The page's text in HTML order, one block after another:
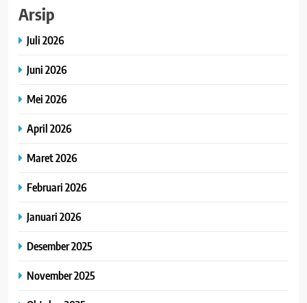
Arsip
Juli 2026
Juni 2026
Mei 2026
April 2026
Maret 2026
Februari 2026
Januari 2026
Desember 2025
November 2025